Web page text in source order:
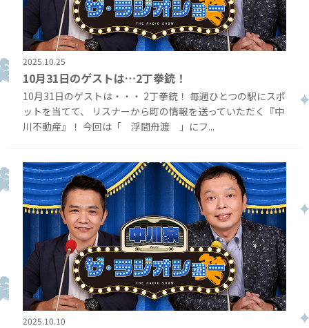
2025.10.25
10月31日のゲストは…2丁拳銃！
10月31日のゲストは・・・ 2丁拳銃！ 毎週ひとつの駅にスポ
ットを当てて、 リスナーから町の情報を送っていただく『中
川不動産』！ 今回は「 浮間舟渡 」にフ...
2025.10.10